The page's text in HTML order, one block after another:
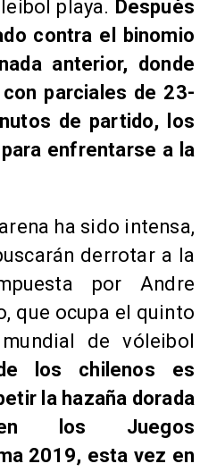
playa. Después
contra el binomio
anterior, donde
parciales de 23-
de partido, los
enfrentarse a la
ha sido intensa,
derrotar a la
por Andre
que ocupa el quinto
de vóleibol
los chilenos es
la hazaña dorada
los Juegos
2019, esta vez en